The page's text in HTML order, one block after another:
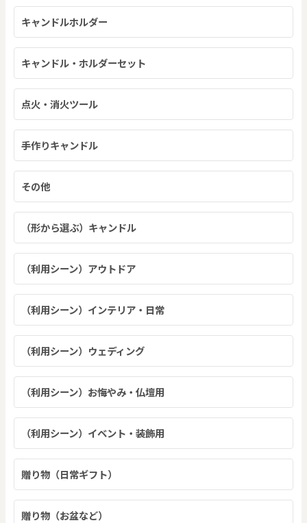
キャンドルホルダー
キャンドル・ホルダーセット
点火・消火ツール
手作りキャンドル
その他
（形から選ぶ）キャンドル
（利用シーン）アウトドア
（利用シーン）インテリア・日常
（利用シーン）ウェディング
（利用シーン）お悔やみ・仏壇用
（利用シーン）イベント・装飾用
贈り物（日常ギフト）
贈り物（お盆など）